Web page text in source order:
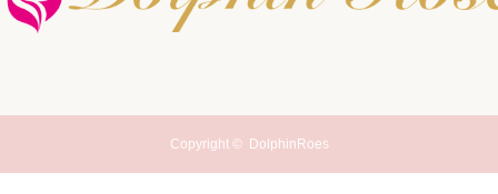
Copyright © DolphinRoes